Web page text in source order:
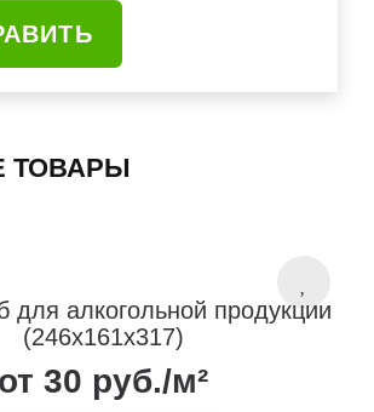
ТОВАРЫ
для алкогольной продукции
(246x161x317)
от 30 руб./м²